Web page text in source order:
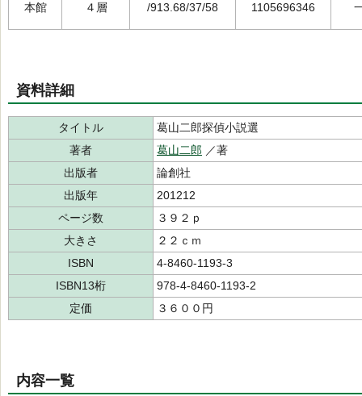
本館 ４層 /913.68/37/58 1105696346
資料詳細
タイトル
葛山二郎探偵小説選
著者
葛山二郎 ／著
出版者
論創社
出版年
201212
ページ数
３９２ｐ
大きさ
２２ｃｍ
ISBN
4-8460-1193-3
ISBN13桁
978-4-8460-1193-2
定価
３６００円
内容一覧